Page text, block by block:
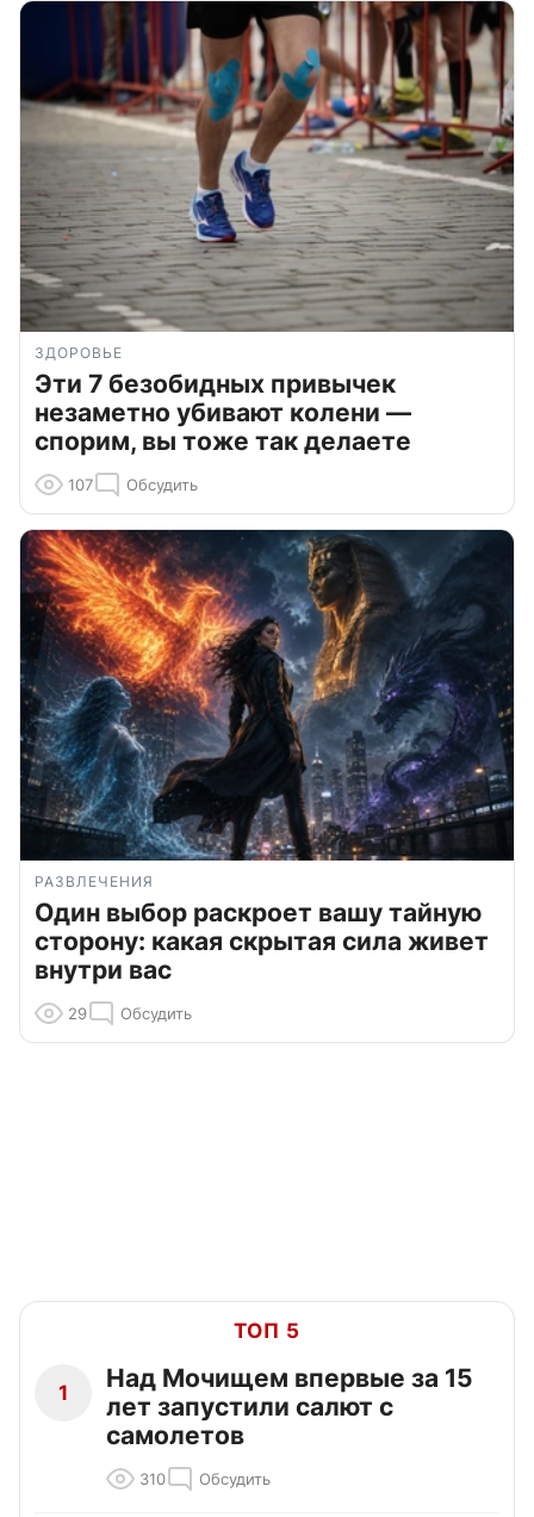
ЗДОРОВЬЕ
Эти 7 безобидных привычек
незаметно убивают колени —
спорим, вы тоже так делаете
107 Обсудить
РАЗВЛЕЧЕНИЯ
Один выбор раскроет вашу тайную
сторону: какая скрытая сила живет
внутри вас
29 Обсудить
ТОП 5
1
Над Мочищем впервые за 15
лет запустили салют с
самолетов
310 Обсудить